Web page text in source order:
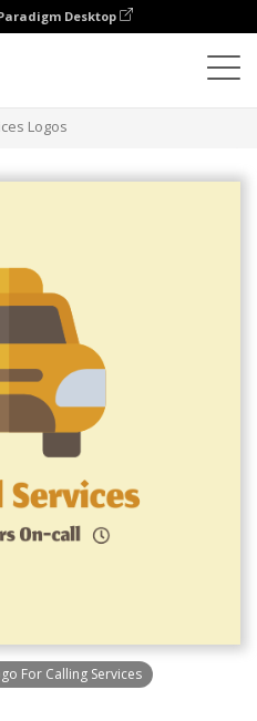
Desktop
Logos
For Calling Services